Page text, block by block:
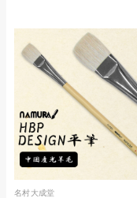
名村大成堂